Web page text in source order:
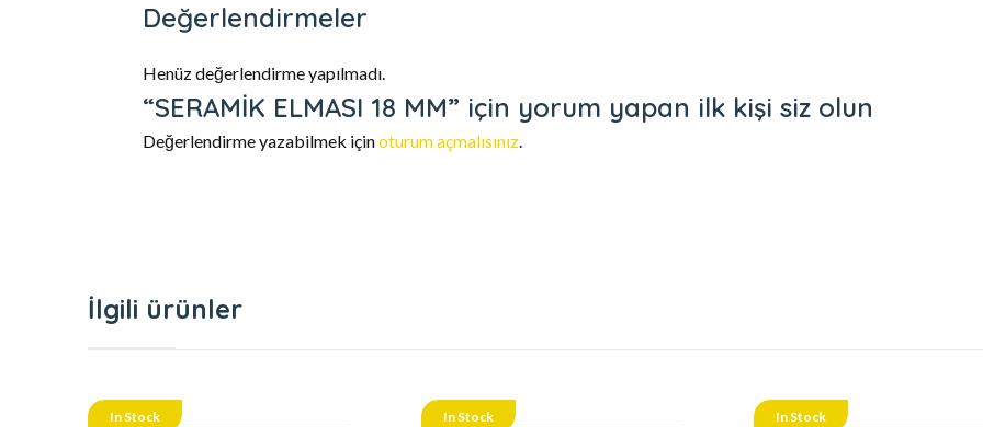
Değerlendirmeler
Henüz değerlendirme yapılmadı.
“SERAMİK ELMASI 18 MM” için yorum yapan ilk kişi siz olun
Değerlendirme yazabilmek içinoturum açmalısınız.
İlgili ürünler
In Stock In Stock In Stock